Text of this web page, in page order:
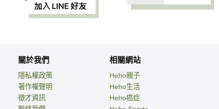
關於我們
隱私權政策
著作權聲明
徵才資訊
相關網站
Heho親子
Heho生活
Heho癌症